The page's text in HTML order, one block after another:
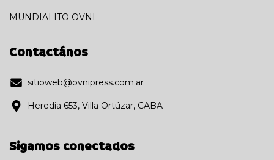
MUNDIALITO OVNI
Contactános
sitioweb@ovnipress.com.ar
Heredia 653, Villa Ortúzar, CABA
Sigamos conectados